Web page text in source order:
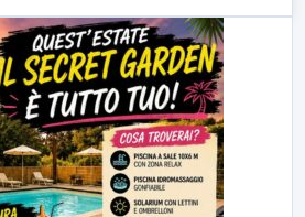
LabNews (replica)